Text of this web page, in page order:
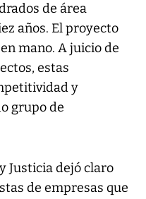
de área
años. El proyecto
mano. A juicio de
estas
y
grupo de
Justicia dejó claro
de empresas que